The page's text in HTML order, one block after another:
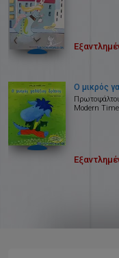
Ο μικρός
Modern